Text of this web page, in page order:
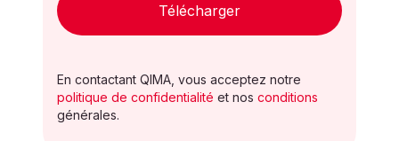
Télécharger
En contactant QIMA, vous acceptez notre
politique de confidentialité et nos conditions
générales.